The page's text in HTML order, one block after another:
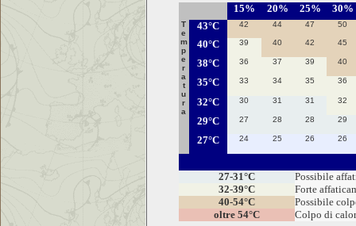
15% 20% 25% 30%
T
e
m
p
e
r
a
t
u
r
a
43°C 42 44 47 50
40°C 39 40 42 45
38°C 36 37 39 40
35°C 33 34 35 36
32°C 30 31 31 32
29°C 27 28 28 29
27°C 24 25 26 26
27-31°C
Possibile
32-39°C
Forte
40-54°C
Possibile
oltre 54°C
Colpo di